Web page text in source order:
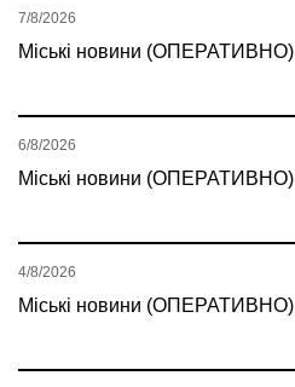
Міські новини (ОПЕРАТИВНО)
7/8/2026
Міські новини (ОПЕРАТИВНО)
6/8/2026
Міські новини (ОПЕРАТИВНО)
4/8/2026